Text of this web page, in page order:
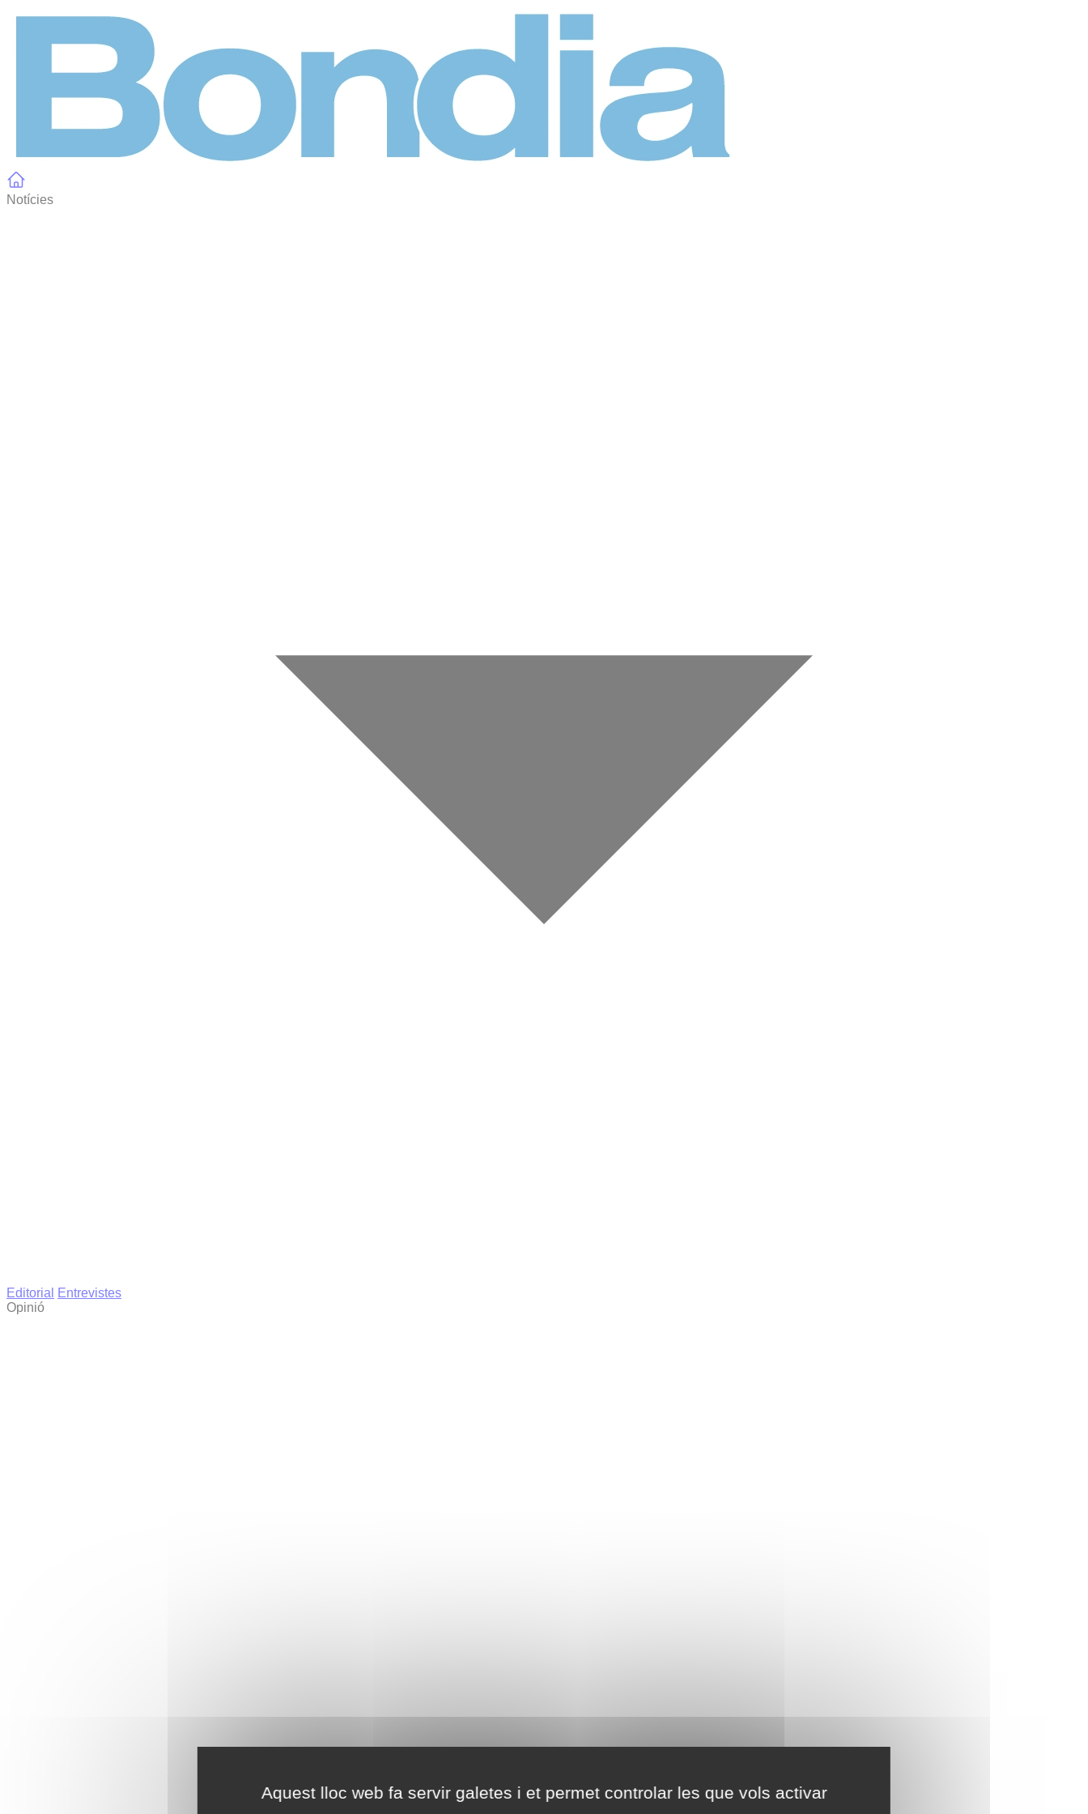
Aquest lloc web fa servir galetes i et permet controlar les que vols activar
Notícies
Editorial
Entrevistes
Opinió